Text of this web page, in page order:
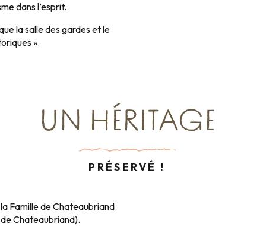
dans l’esprit.
la salle des gardes et le
».
UN HÉRITAGE
PRÉSERVÉ !
Famille de Chateaubriand
Chateaubriand).